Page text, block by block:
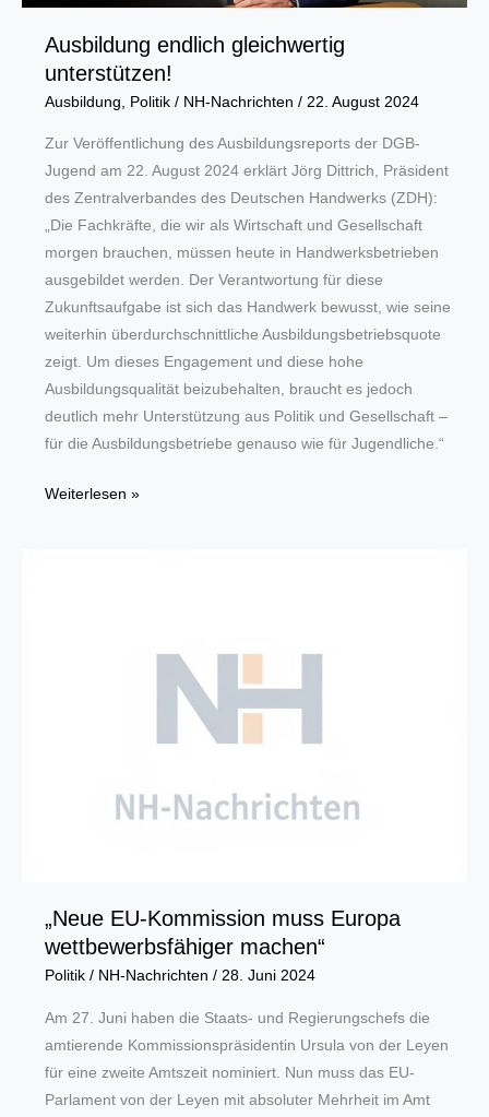
Ausbildung endlich gleichwertig
unterstützen!
Ausbildung Politik/ NH-Nachrichten / 22. August 2024
Zur Veröffentlichung des Ausbildungsreports der DGB-
Jugend am 22. August 2024 erklärt Jörg Dittrich, Präsident
des Zentralverbandes des Deutschen Handwerks (ZDH):
„Die Fachkräfte, die wir als Wirtschaft und Gesellschaft
morgen brauchen, müssen heute in Handwerksbetrieben
ausgebildet werden. Der Verantwortung für diese
Zukunftsaufgabe ist sich das Handwerk bewusst, wie seine
weiterhin überdurchschnittliche Ausbildungsbetriebsquote
zeigt. Um dieses Engagement und diese hohe
Ausbildungsqualität beizubehalten, braucht es jedoch
deutlich mehr Unterstützung aus Politik und Gesellschaft –
für die Ausbildungsbetriebe genauso wie für Jugendliche.“
Ausbildung
Weiterlesen »
„Neue EU-Kommission muss Europa
wettbewerbsfähiger machen“
Politik/ NH-Nachrichten / 28. Juni 2024
Am 27. Juni haben die Staats- und Regierungschefs die
amtierende Kommissionspräsidentin Ursula von der Leyen
für eine zweite Amtszeit nominiert. Nun muss das EU-
Parlament von der Leyen mit absoluter Mehrheit im Amt